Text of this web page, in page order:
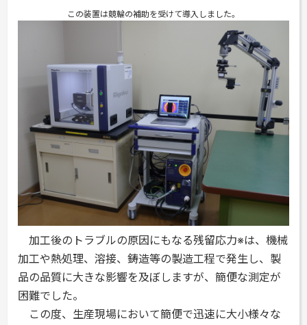
この装置は競輪の補助を受けて導入しました。
加工後のトラブルの原因にもなる残留応力※は、機械
加工や熱処理、溶接、鋳造等の製造工程で発生し、製
品の品質に大きな影響を及ぼしますが、簡便な測定が
困難でした。
この度、生産現場において簡便で迅速に大小様々な